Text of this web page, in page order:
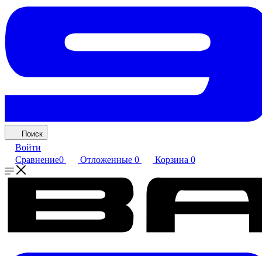
Поиск
Войти
Сравнение0 Отложенные 0 Корзина 0